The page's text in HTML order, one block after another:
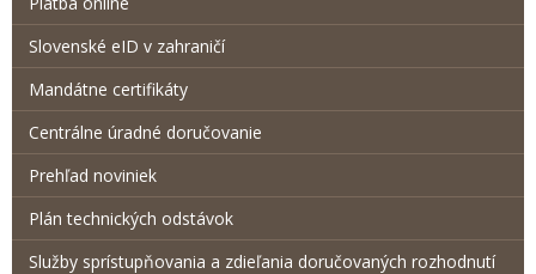
Slovenské eID v zahraničí
Mandátne certifikáty
Centrálne úradné doručovanie
Prehľad noviniek
Plán technických odstávok
Služby sprístupňovania a zdieľania doručovaných rozhodnutí